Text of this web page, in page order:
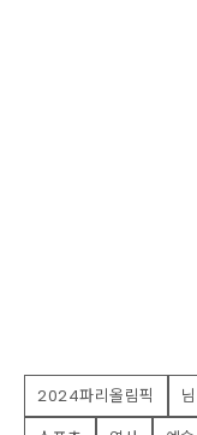
2024파리올림픽 님